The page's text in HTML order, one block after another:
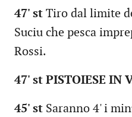
47' st Tiro dal limite
Suciu che pesca
Rossi.
47' st PISTOIESE IN
45' st Saranno 4' i